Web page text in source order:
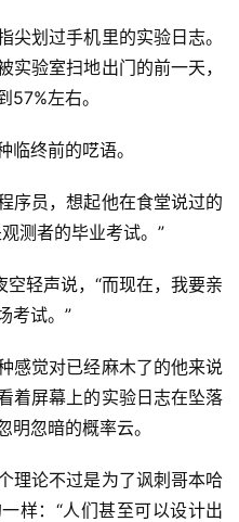
划过手机里的实验日志。
验室扫地出门的前一天，
左右。
终前的呓语。
序员，想起他在食堂说过的
测者的毕业考试。”
空轻声说，“而现在，我要亲
考试。”
感觉对已经麻木了的他来说
着屏幕上的实验日志在坠落
忽暗的概率云。
理论不过是为了讽刺哥本哈
样：“人们甚至可以设计出